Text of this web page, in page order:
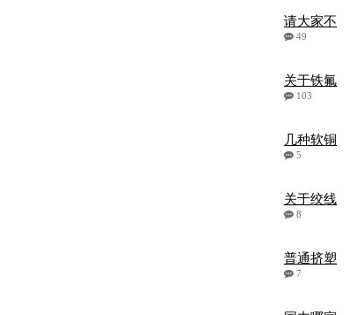
请大家不
49
关于铁氟
103
几种软铜
5
关于绞线
8
普通挤塑
7